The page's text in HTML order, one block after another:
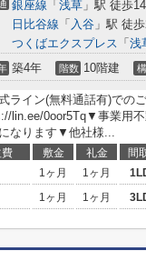
銀座線 「 浅草 」駅 徒歩
日比谷線 「 入谷 」駅 徒
つくばエクスプレス 「 浅
築4年 階数 10階建
ライン(無料通話有)での
lin.ee/0oor5Tq▼事業用
なります▼他社様...
敷金 礼金 間
1ヶ月 1ヶ月
1ヶ月 1ヶ月